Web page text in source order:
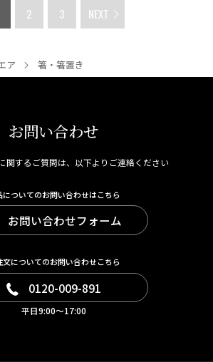
2 3 NEXT
ア 箸・箸置き
お問い合わせ
関するご質問は、以下よりご連絡ください
についてのお問い合わせはこちら
お問い合わせフォーム
文についてのお問い合わせこちら
0120-009-891
平日9:00～17:00